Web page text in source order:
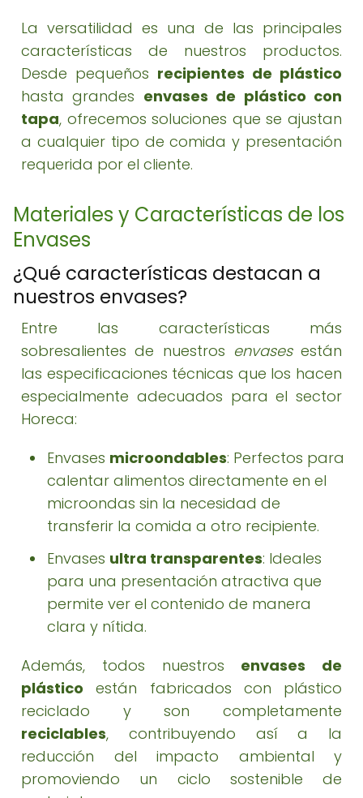
La versatilidad es una de las principales
características de nuestros productos.
Desde pequeños recipientes de plástico
hasta grandes envases de plástico con
tapa, ofrecemos soluciones que se ajustan
a cualquier tipo de comida y presentación
requerida por el cliente.
Materiales y Características de los
Envases
¿Qué características destacan a
nuestros envases?
Entre las características más
sobresalientes de nuestros envasesestán
las especificaciones técnicas que los hacen
especialmente adecuados para el sector
Horeca:
Envases microondables: Perfectos para
calentar alimentos directamente en el
microondas sin la necesidad de
transferir la comida a otro recipiente.
Envases ultra transparentes: Ideales
para una presentación atractiva que
permite ver el contenido de manera
clara y nítida.
Además, todos nuestros envases de
plástico están fabricados con plástico
reciclado y son completamente
reciclables, contribuyendo así a la
reducción del impacto ambiental y
promoviendo un ciclo sostenible de